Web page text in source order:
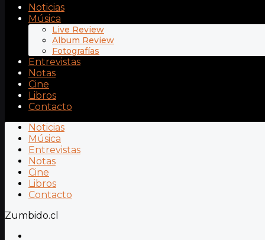
Noticias
Música
Live Review
Album Review
Fotografías
Entrevistas
Notas
Cine
Libros
Contacto
Noticias
Música
Entrevistas
Notas
Cine
Libros
Contacto
Zumbido.cl